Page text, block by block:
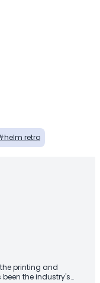
helm retro
printing and
the industry's